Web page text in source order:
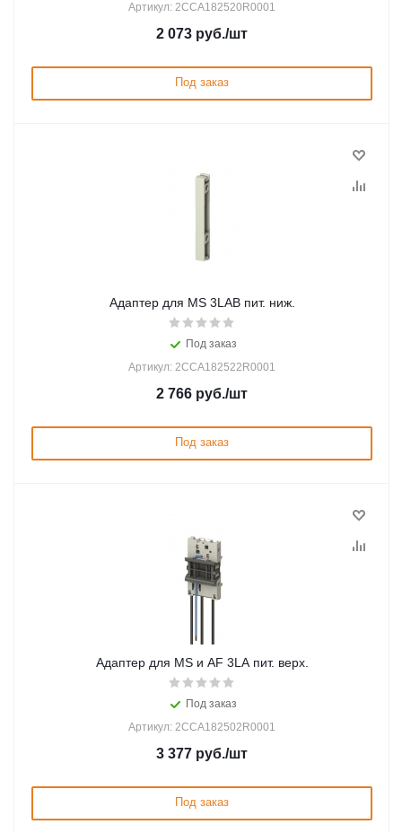
Артикул: 2CCA182520R0001
2 073 руб./шт
Под заказ
Адаптер для MS 3LAB пит. ниж.
Под заказ
Артикул: 2CCA182522R0001
2 766 руб./шт
Под заказ
Адаптер для MS и AF 3LA пит. верх.
Под заказ
Артикул: 2CCA182502R0001
3 377 руб./шт
Под заказ